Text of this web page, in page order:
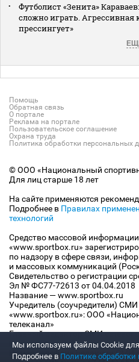
Футболист «Зенита»
сложно играть. Агрессивная
прессингует»
Помощь
Обратная связь
О портале
Реклама на портале
Пользовательское соглашение
Охрана труда
Политика обработки персональных
© ООО «Национальный
Для лиц старше 18 лет
На сайте применяются
Подробнее в Правилах
технологий
Средство массовой информации
«www.sportbox.ru»
по надзору в сфере связи,
и массовых коммуникаций
Свидетельство о регистрации
Эл № ФС77-72613 от 04.04.2018
Название — www.sportbox.ru
Учредитель (соучредители) СМИ
«www.sportbox.ru»: ООО
телеканал»
Главный редактор СМИ
Конов В.А.
Номер телефона редакции СМИ
Мы используем файлы Сookie для
Подробнее в Политике